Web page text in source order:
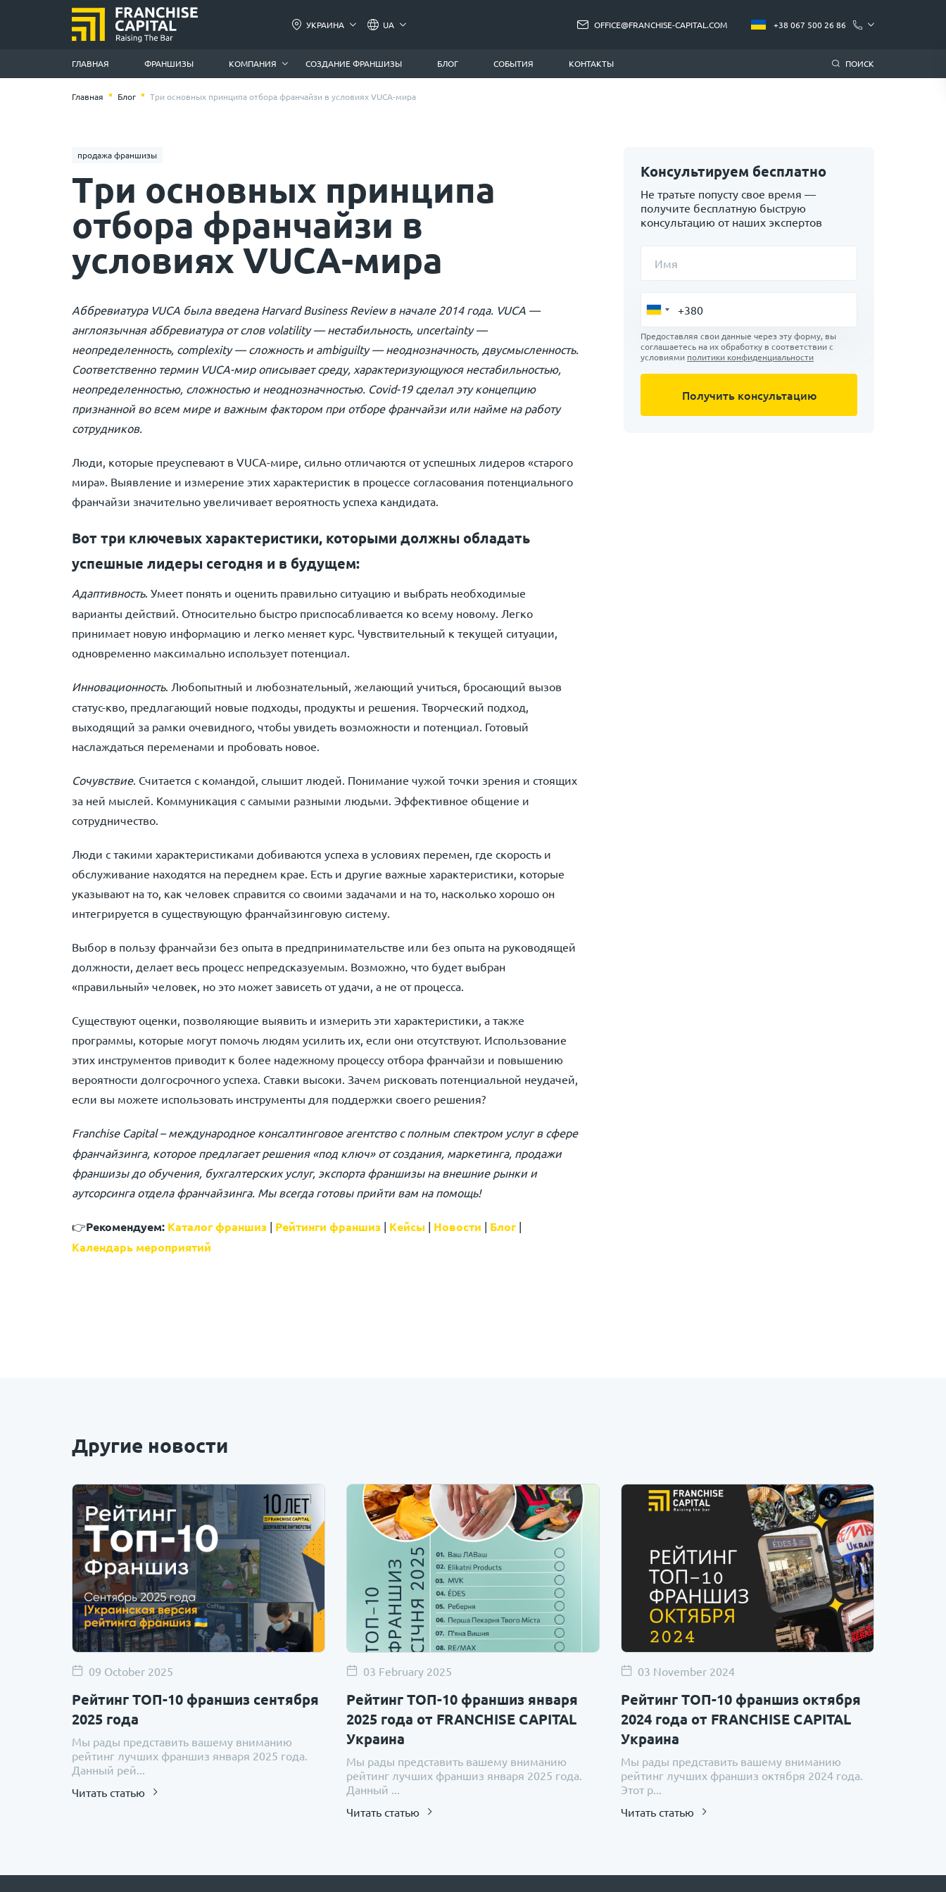
УКРАИНА UA OFFICE@FRANCHISE-CAPITAL.COM +38 067 500 26 86
ГЛАВНАЯ ФРАНШИЗЫ КОМПАНИЯ СОЗДАНИЕ ФРАНШИЗЫ БЛОГ СОБЫТИЯ КОНТАКТЫ ПОИСК
Главная Блог Три основных принципа отбора франчайзи в условиях VUCA-мира
продажа франшизы
Три основных принципа
отбора франчайзи в
условиях VUCA-мира
Аббревиатура VUCA была введена Harvard Business Review в начале 2014 года. VUCA —
англоязычная аббревиатура от слов volatility — нестабильность, uncertainty —
неопределенность, complexity — сложность и ambiguilty — неоднозначность, двусмысленность.
Соответственно термин VUCA-мир описывает среду, характеризующуюся нестабильностью,
неопределенностью, сложностью и неоднозначностью. Covid-19 сделал эту концепцию
признанной во всем мире и важным фактором при отборе франчайзи или найме на работу
сотрудников.
Люди, которые преуспевают в VUCA-мире, сильно отличаются от успешных лидеров «старого
мира». Выявление и измерение этих характеристик в процессе согласования потенциального
франчайзи значительно увеличивает вероятность успеха кандидата.
Вот три ключевых характеристики, которыми должны обладать
успешные лидеры сегодня и в будущем:
Адаптивность. Умеет понять и оценить правильно ситуацию и выбрать необходимые
варианты действий. Относительно быстро приспосабливается ко всему новому. Легко
принимает новую информацию и легко меняет курс. Чувствительный к текущей ситуации,
одновременно максимально использует потенциал.
Инновационность. Любопытный и любознательный, желающий учиться, бросающий вызов
статус-кво, предлагающий новые подходы, продукты и решения. Творческий подход,
выходящий за рамки очевидного, чтобы увидеть возможности и потенциал. Готовый
наслаждаться переменами и пробовать новое.
Сочувствие. Считается с командой, слышит людей. Понимание чужой точки зрения и стоящих
за ней мыслей. Коммуникация с самыми разными людьми. Эффективное общение и
сотрудничество.
Люди с такими характеристиками добиваются успеха в условиях перемен, где скорость и
обслуживание находятся на переднем крае. Есть и другие важные характеристики, которые
указывают на то, как человек справится со своими задачами и на то, насколько хорошо он
интегрируется в существующую франчайзинговую систему.
Выбор в пользу франчайзи без опыта в предпринимательстве или без опыта на руководящей
должности, делает весь процесс непредсказуемым. Возможно, что будет выбран
«правильный» человек, но это может зависеть от удачи, а не от процесса.
Существуют оценки, позволяющие выявить и измерить эти характеристики, а также
программы, которые могут помочь людям усилить их, если они отсутствуют. Использование
этих инструментов приводит к более надежному процессу отбора франчайзи и повышению
вероятности долгосрочного успеха. Ставки высоки. Зачем рисковать потенциальной неудачей,
если вы можете использовать инструменты для поддержки своего решения?
Franchise Capital– международное консалтинговое агентство с полным спектром услуг в сфере
франчайзинга, которое предлагает решения «под ключ» от создания, маркетинга, продажи
франшизы до обучения, бухгалтерских услуг, экспорта франшизы на внешние рынки и
аутсорсинга отдела франчайзинга. Мы всегда готовы прийти вам на помощь!
👉Рекомендуем: Каталог франшиз | Рейтинги франшиз | Кейсы | Новости | Блог|
Календарь мероприятий
Консультируем бесплатно
Не тратьте попусту свое время —
получите бесплатную быструю
консультацию от наших экспертов
Имя
Предоставляя свои данные через эту форму, вы
соглашаетесь на их обработку в соответствии с
условиями политики конфиденциальности
Другие новости
09 October 2025
Рейтинг ТОП-10 франшиз сентября
2025 года
Мы рады представить вашему вниманию
рейтинг лучших франшиз января 2025 года.
Данный рей...
Читать статью
03 February 2025
Рейтинг ТОП-10 франшиз января
2025 года от FRANCHISE CAPITAL
Украина
Мы рады представить вашему вниманию
рейтинг лучших франшиз января 2025 года.
Данный ...
Читать статью
03 November 2024
Рейтинг ТОП-10 франшиз октября
2024 года от FRANCHISE CAPITAL
Украина
Мы рады представить вашему вниманию
рейтинг лучших франшиз октября 2024 года.
Этот р...
Читать статью